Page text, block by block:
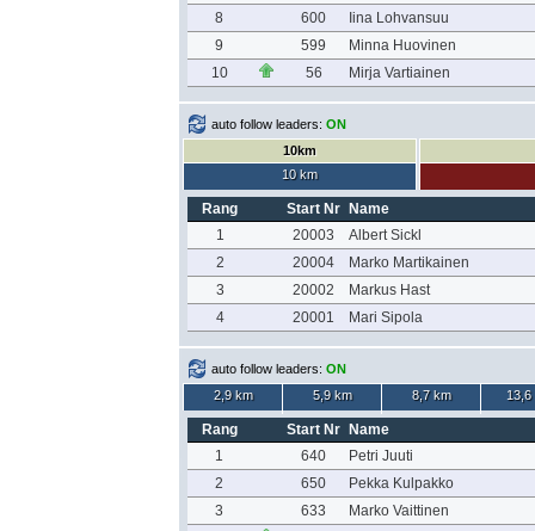
8
600
Iina Lohvansuu
9
599
Minna Huovinen
10
56 Mirja Vartiainen
auto follow leaders: ON
10km
10 km
Rang Start Nr
Name
1
20003
Albert Sickl
2
20004
Marko Martikainen
3
20002
Markus Hast
4
20001 Mari Sipola
auto follow leaders: ON
2,9 km
5,9 km 8,7 km 13,6
Rang Start Nr
Name
1
640
Petri Juuti
2
650
Pekka Kulpakko
3
633
Marko Vaittinen